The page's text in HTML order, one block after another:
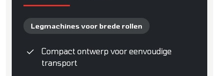
Legmachines voor brede rollen
Compact ontwerp voor eenvoudige
transport